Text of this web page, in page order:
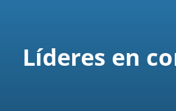
Líderes en